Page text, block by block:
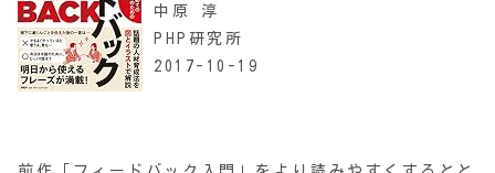
中原 淳
PHP研究所
2017-10-19